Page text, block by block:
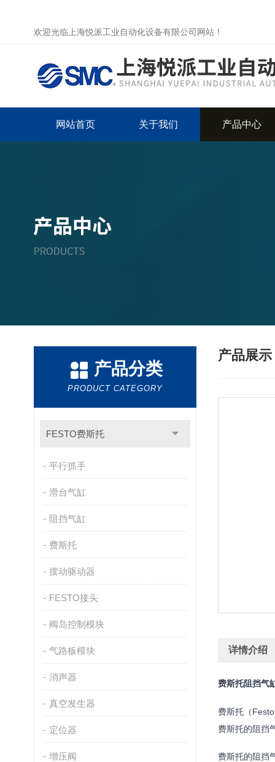
欢迎光临上海悦派工业自动化设备有限公司网站！
网站首页 关于我们 产品中心
产品分类
PRODUCT CATEGORY
FESTO费斯托
平行抓手
滑台气缸
阻挡气缸
费斯托
摆动驱动器
FESTO接头
阀岛控制模块
气路板模块
消声器
真空发生器
定位器
增压阀
产品展示
详情介绍
费斯托阻挡气
费斯托（
费斯托的阻挡
费斯托的阻挡